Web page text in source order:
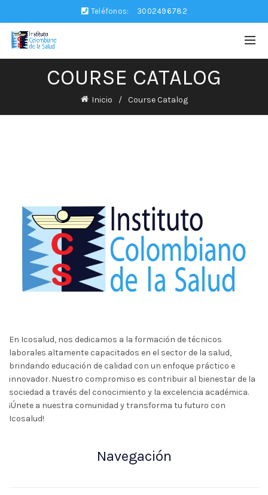
Teléfonos: 3002496782
COURSE CATALOG
Inicio Course Catalog
En Icosalud, nos dedicamos a la formación de técnicos
laborales altamente capacitados en el sector de la salud,
brindando educación de calidad con un enfoque práctico e
innovador. Nuestro compromiso es contribuir al bienestar de la
sociedad a través del conocimiento y la excelencia académica.
¡Únete a nuestra comunidad y transforma tu futuro con
Icosalud!
Navegación